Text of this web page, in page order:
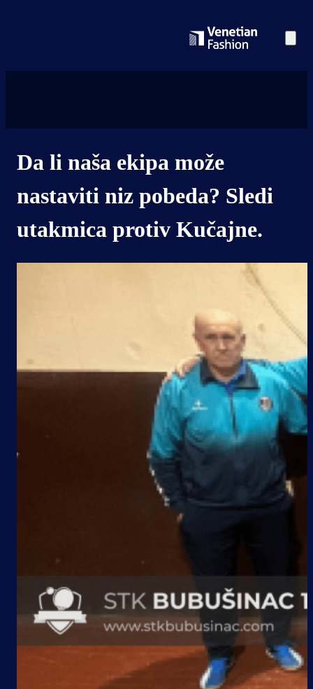
Da li naša ekipa može
nastaviti niz pobeda? Sledi
utakmica protiv Kučajne.